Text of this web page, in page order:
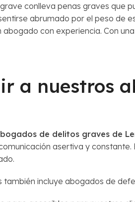
conlleva penas graves que
abrumado por el peso de
con experiencia. Con
a nuestros
de delitos graves de
asertiva y
incluye abogados de